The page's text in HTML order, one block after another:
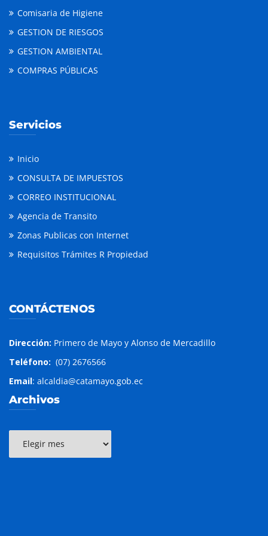
Comisaria de Higiene
GESTION DE RIESGOS
GESTION AMBIENTAL
COMPRAS PÚBLICAS
Servicios
Inicio
CONSULTA DE IMPUESTOS
CORREO INSTITUCIONAL
Agencia de Transito
Zonas Publicas con Internet
Requisitos Trámites R Propiedad
CONTÁCTENOS
Dirección: Primero de Mayo y Alonso de Mercadillo
Teléfono: (07) 2676566
Email: alcaldia@catamayo.gob.ec
Archivos